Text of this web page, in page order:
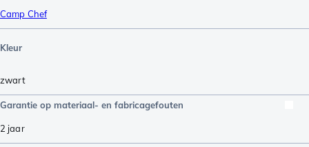
Camp Chef
Kleur
zwart
Garantie op materiaal- en fabricagefouten
2 jaar